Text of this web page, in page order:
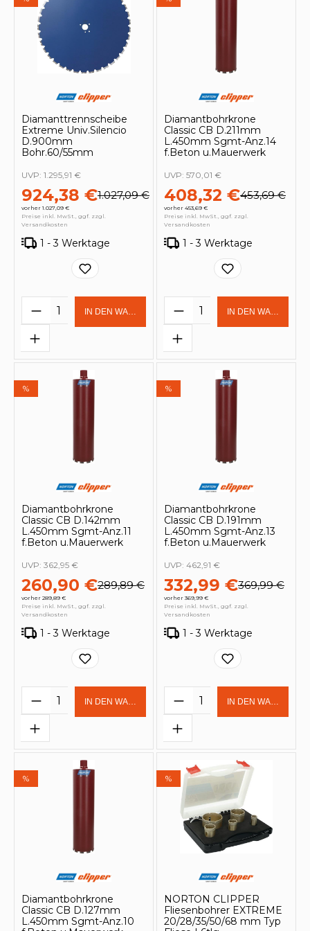
Diamanttrennscheibe
Extreme Univ.Silencio
D.900mm
Bohr.60/55mm
924,38 €1.027,09 €
vorher 1.027,09 €
UVP: 1.295,91 €
Preise inkl. MwSt., ggf. zzgl.
Versandkosten
1 - 3 Werktage
Produkt Anzahl: Gib den
IN DEN WARENKORB
Diamantbohrkrone
Classic CB D.211mm
L.450mm Sgmt-Anz.14
f.Beton u.Mauerwerk
408,32 €453,69 €
vorher 453,69 €
UVP: 570,01 €
Preise inkl. MwSt., ggf. zzgl.
Versandkosten
1 - 3 Werktage
Produkt Anzahl:
IN DEN
%
Diamantbohrkrone
Classic CB D.142mm
L.450mm Sgmt-Anz.11
f.Beton u.Mauerwerk
260,90 €289,89 €
vorher 289,89 €
UVP: 362,95 €
Preise inkl. MwSt., ggf. zzgl.
Versandkosten
1 - 3 Werktage
Produkt Anzahl: Gib den
IN DEN WARENKORB
%
Diamantbohrkrone
Classic CB D.191mm
L.450mm Sgmt-Anz.13
f.Beton u.Mauerwerk
332,99 €369,99 €
vorher 369,99 €
UVP: 462,91 €
Preise inkl. MwSt., ggf. zzgl.
Versandkosten
1 - 3 Werktage
Produkt Anzahl:
IN DEN
%
Diamantbohrkrone
Classic CB D.127mm
L.450mm Sgmt-Anz.10
%
NORTON CLIPPER
Fliesenbohrer EXTREME
20/28/35/50/68 mm Typ